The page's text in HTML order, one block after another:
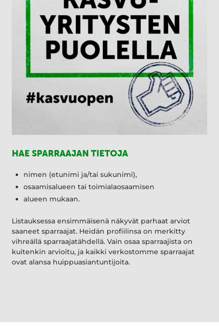
HAE SPARRAAJAN TIETOJA
nimen (etunimi ja/tai sukunimi),
osaamisalueen tai toimialaosaamisen
alueen mukaan.
Listauksessa ensimmäisenä näkyvät parhaat arviot
saaneet sparraajat. Heidän profiilinsa on merkitty
vihreällä sparraajatähdellä. Vain osaa sparraajista on
kuitenkin arvioitu, ja kaikki verkostomme sparraajat
ovat alansa huippuasiantuntijoita.